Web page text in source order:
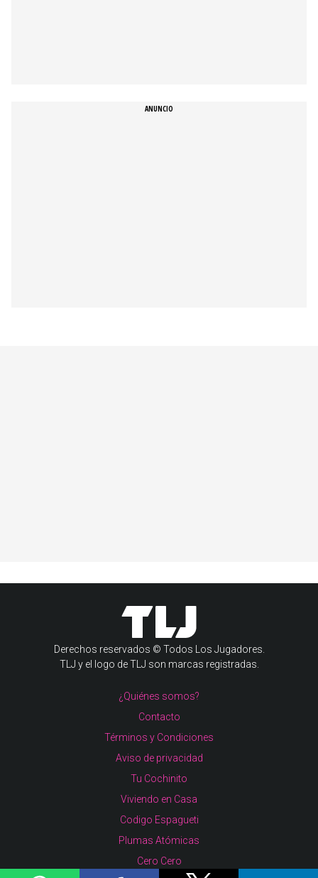
Derechos reservados © Todos Los Jugadores.
TLJ y el logo de TLJ son marcas registradas.
¿Quiénes somos?
Contacto
Términos y Condiciones
Aviso de privacidad
Tu Cochinito
Viviendo en Casa
Codigo Espagueti
Plumas Atómicas
Cero Cero